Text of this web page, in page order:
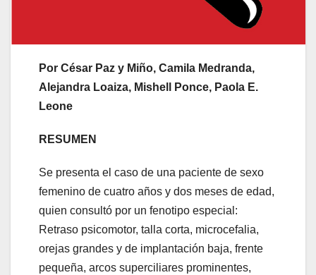
Por César Paz y Miño, Camila Medranda,
Alejandra Loaiza, Mishell Ponce, Paola E.
Leone
RESUMEN
Se presenta el caso de una paciente de sexo
femenino de cuatro años y dos meses de edad,
quien consultó por un fenotipo especial:
Retraso psicomotor, talla corta, microcefalia,
orejas grandes y de implantación baja, frente
pequeña, arcos superciliares prominentes,